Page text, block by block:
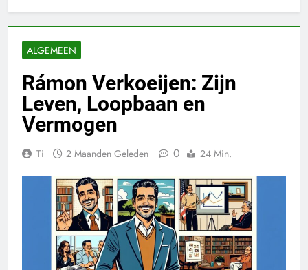
ALGEMEEN
Rámon Verkoeijen: Zijn
Leven, Loopbaan en
Vermogen
Ti 2 Maanden Geleden 0 24 Min.